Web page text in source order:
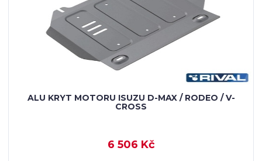
ALU KRYT MOTORU ISUZU D-MAX / RODEO / V-
CROSS
6 506 Kč